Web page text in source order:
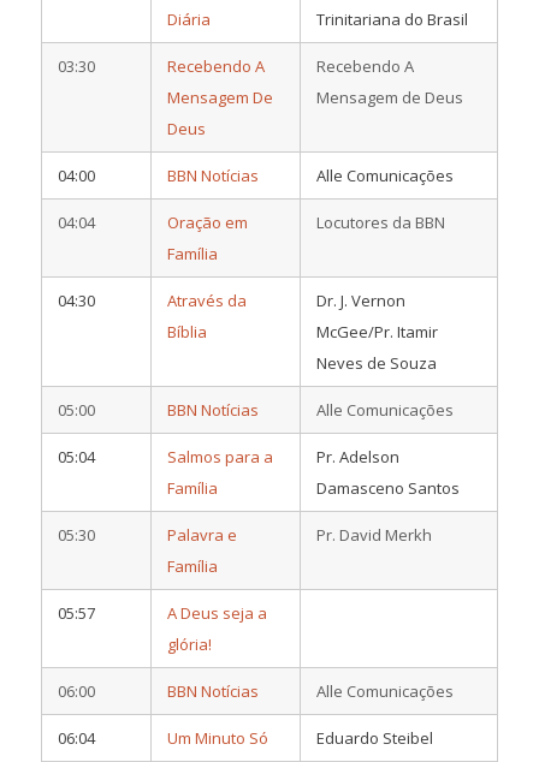
Diária
Trinitariana do Brasil
03:30
Recebendo A
Mensagem De
Deus
Recebendo A
Mensagem de Deus
04:00 BBN Notícias Alle Comunicações
04:04
Oração em
Família
Locutores da BBN
04:30
Através da
Bíblia
Dr. J. Vernon
McGee/Pr. Itamir
Neves de Souza
05:00 BBN Notícias Alle Comunicações
05:04
Salmos para a
Família
Pr. Adelson
Damasceno Santos
05:30
Palavra e
Família
Pr. David Merkh
05:57
A Deus seja a
glória!
06:00 BBN Notícias Alle Comunicações
06:04 Um Minuto Só Eduardo Steibel